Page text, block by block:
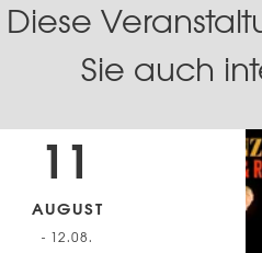
Diese
Sie auch
11
AUGUST
- 12.08.